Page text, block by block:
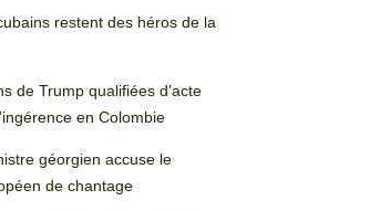
restent des héros de la
de Trump qualifiées d’acte
en Colombie
géorgien accuse le
de chantage